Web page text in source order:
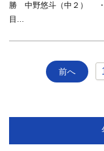
勝 中野悠斗（中２）
目...
前へ